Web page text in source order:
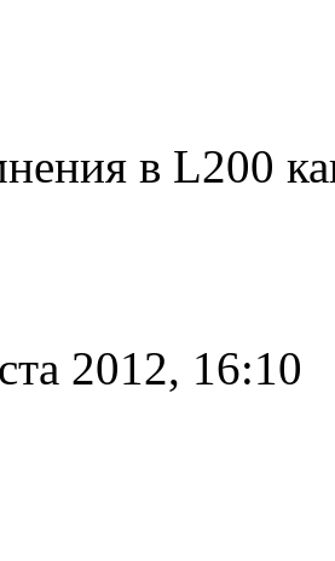
в L200
2012, 16:10